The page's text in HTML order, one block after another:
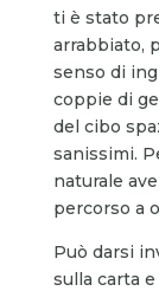
ti è stato
arrabbiato,
senso di
coppie di
del cibo
sanissimi.
naturale
percorso a
Può darsi
sulla carta